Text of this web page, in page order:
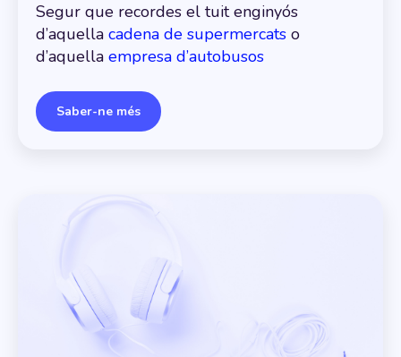
Segur que recordes el tuit enginyós
d’aquella cadena de supermercats o
d’aquella empresa d’autobusos
Saber-ne més